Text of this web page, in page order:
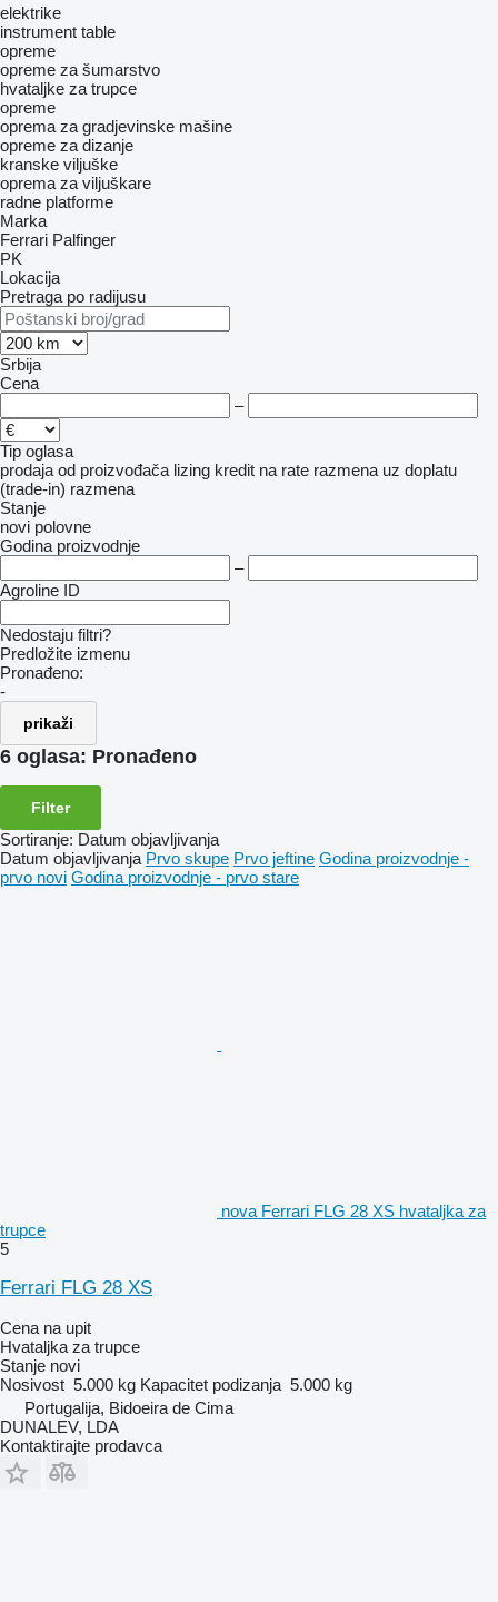
elektrike
instrument table
opreme
opreme za šumarstvo
hvataljke za trupce
opreme
oprema za gradjevinske mašine
opreme za dizanje
kranske viljuške
oprema za viljuškare
radne platforme
Marka
Ferrari Palfinger
PK
Lokacija
Pretraga po radijusu
Srbija
Cena
–
Tip oglasa
prodaja od proizvođača lizing kredit na rate razmena uz doplatu
(trade-in) razmena
Stanje
novi polovne
Godina proizvodnje
–
Agroline ID
Nedostaju filtri?
Predložite izmenu
Pronađeno:
-
prikaži
6 oglasa: Pronađeno
Filter
Sortiranje: Datum objavljivanja
Datum objavljivanja Prvo skupe Prvo jeftine Godina proizvodnje -
prvo novi Godina proizvodnje - prvo stare
nova Ferrari FLG 28 XS hvataljka za
trupce
5
Ferrari FLG 28 XS
Cena na upit
Hvataljka za trupce
Stanje novi
Nosivost 5.000 kg Kapacitet podizanja 5.000 kg
Portugalija, Bidoeira de Cima
DUNALEV, LDA
Kontaktirajte prodavca